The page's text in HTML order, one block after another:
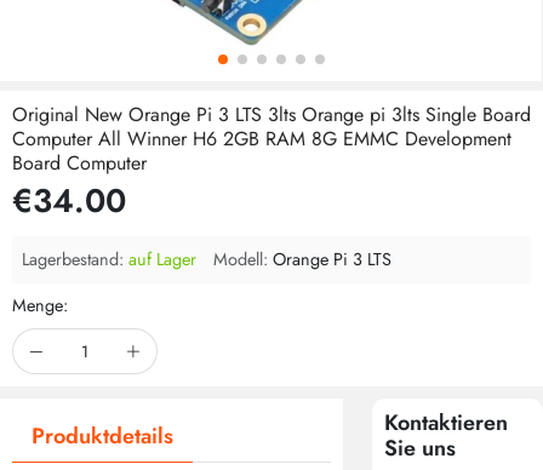
Original New Orange Pi 3 LTS 3lts Orange pi 3lts Single Board
Computer All Winner H6 2GB RAM 8G EMMC Development
Board Computer
€34.00
Lagerbestand: auf Lager Modell: Orange Pi 3 LTS
Menge:
Produktdetails
Kontaktieren
Sie uns